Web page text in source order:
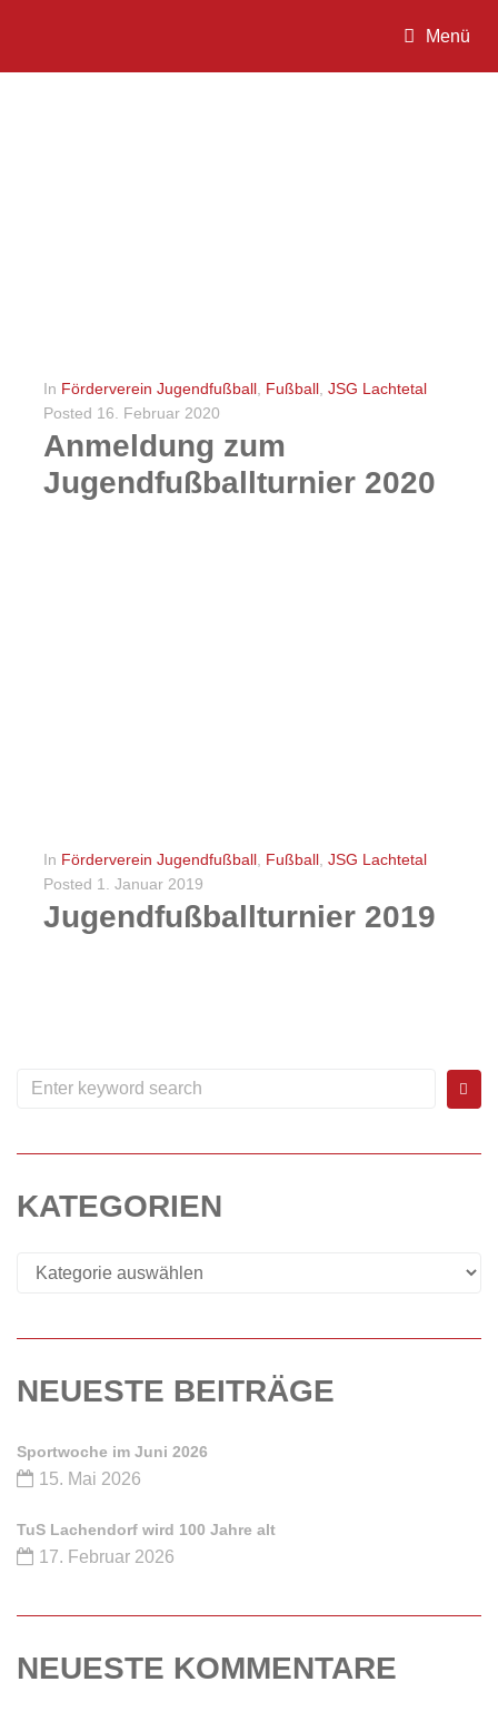
Menü
In Förderverein Jugendfußball Fußball JSG Lachtetal
Posted 16. Februar 2020
Anmeldung zum
Jugendfußballturnier 2020
In Förderverein Jugendfußball Fußball JSG Lachtetal
Posted 1. Januar 2019
Jugendfußballturnier 2019
KATEGORIEN
NEUESTE BEITRÄGE
Sportwoche im Juni 2026
15. Mai 2026
TuS Lachendorf wird 100 Jahre alt
17. Februar 2026
NEUESTE KOMMENTARE